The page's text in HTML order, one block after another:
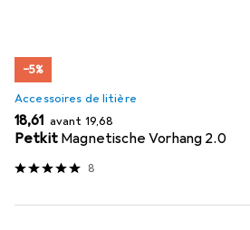
−5%
Accessoires de litière
EUR
18,61 avant EUR
19,68
Petkit Magnetische Vorhang 2.0
8